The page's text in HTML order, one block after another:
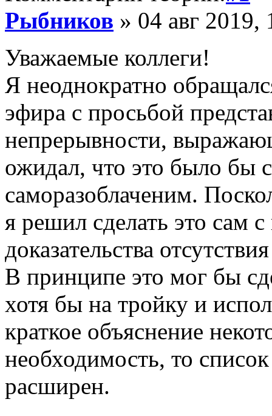
Рыбников » 04 авг 2019,
Уважаемые коллеги!
Я неоднократно
эфира с просьбой
непрерывности,
ожидал, что это было бы
саморазоблаченим.
я решил сделать это сам
доказательства
В принципе это мог бы
хотя бы на тройку и
краткое объяснение
необходимость, то
расширен.